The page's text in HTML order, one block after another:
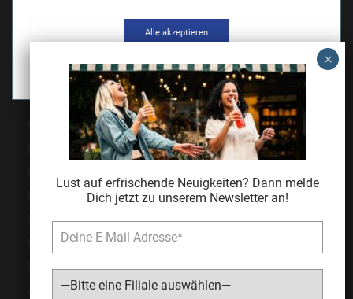
Lust auf erfrischende Neuigkeiten? Dann melde
Dich jetzt zu unserem Newsletter an!
SAGASSER-Vertriebs GmbH
Gärtnersleite 5
96450 Coburg
Telefon09561 6490-0
servus@sagasser.de
Gastro / Großhandel
Bonuscard
Expansion
Impressum
Datenschutz
Alle akzeptieren